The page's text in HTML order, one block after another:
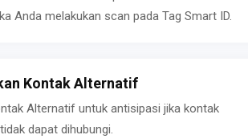
Anda melakukan scan pada Tag Smart ID.
Kontak Alternatif
Alternatif untuk antisipasi jika kontak
dapat dihubungi.